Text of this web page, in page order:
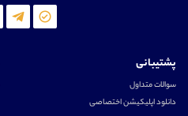
پشتیبانی
سوالات متداول
دانلود اپلیکیشن اختصاصی